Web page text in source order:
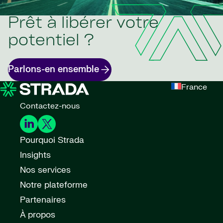
Prêt à libérer votre
potentiel ?
Parlons-en ensemble
France
Contactez-nous
Pourquoi Strada
Insights
Nos services
Notre plateforme
Partenaires
À propos